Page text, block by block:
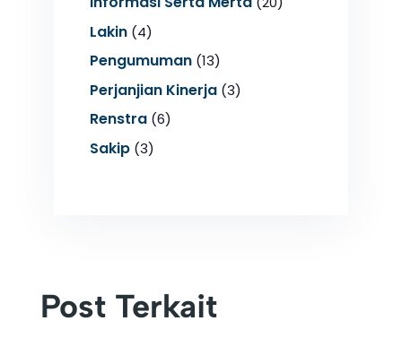
Lakin(4)
Pengumuman(13)
Perjanjian Kinerja(3)
Renstra(6)
Sakip(3)
Post Terkait